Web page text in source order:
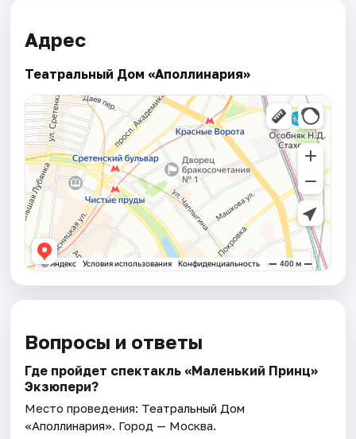
Адрес
Театральный Дом «Аполлинария»
Вопросы и ответы
Где пройдет спектакль «Маленький Принц»
Экзюпери?
Место проведения: Театральный Дом
«Аполлинария». Город — Москва.